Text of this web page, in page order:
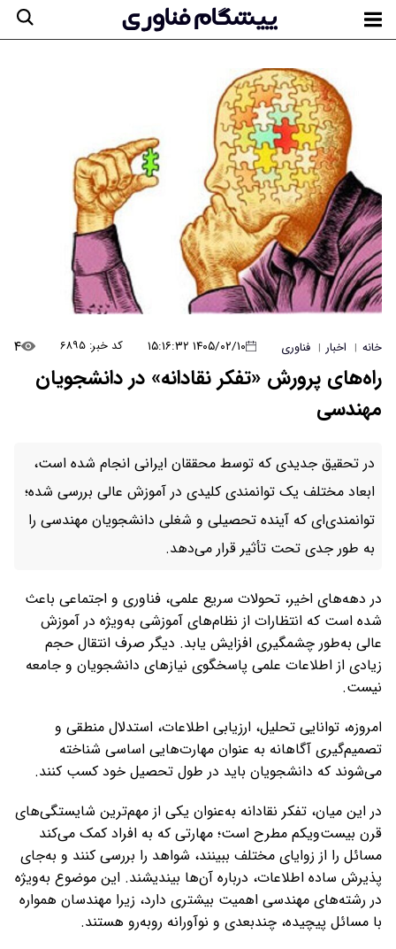
خانه | اخبار | فناوری ۱۴۰۵/۰۲/۱۰ ۱۵:۱۶:۳۲ کد خبر: ۶۸۹۵ ۴
راه‌های پرورش «تفکر نقادانه» در دانشجویان
مهندسی
در تحقیق جدیدی که توسط محققان ایرانی انجام شده است،
ابعاد مختلف یک توانمندی کلیدی در آموزش عالی بررسی شده؛
توانمندی‌ای که آینده تحصیلی و شغلی دانشجویان مهندسی را
به طور جدی تحت تأثیر قرار می‌دهد.
در دهه‌های اخیر، تحولات سریع علمی، فناوری و اجتماعی باعث
شده است که انتظارات از نظام‌های آموزشی به‌ویژه در آموزش
عالی به‌طور چشمگیری افزایش یابد. دیگر صرف انتقال حجم
زیادی از اطلاعات علمی پاسخگوی نیازهای دانشجویان و جامعه
نیست.
امروزه، توانایی تحلیل، ارزیابی اطلاعات، استدلال منطقی و
تصمیم‌گیری آگاهانه به عنوان مهارت‌هایی اساسی شناخته
می‌شوند که دانشجویان باید در طول تحصیل خود کسب کنند.
در این میان، تفکر نقادانه به‌عنوان یکی از مهم‌ترین شایستگی‌های
قرن بیست‌ویکم مطرح است؛ مهارتی که به افراد کمک می‌کند
مسائل را از زوایای مختلف ببینند، شواهد را بررسی کنند و به‌جای
پذیرش ساده اطلاعات، درباره آن‌ها بیندیشند. این موضوع به‌ویژه
در رشته‌های مهندسی اهمیت بیشتری دارد، زیرا مهندسان همواره
با مسائل پیچیده، چندبعدی و نوآورانه روبه‌رو هستند.